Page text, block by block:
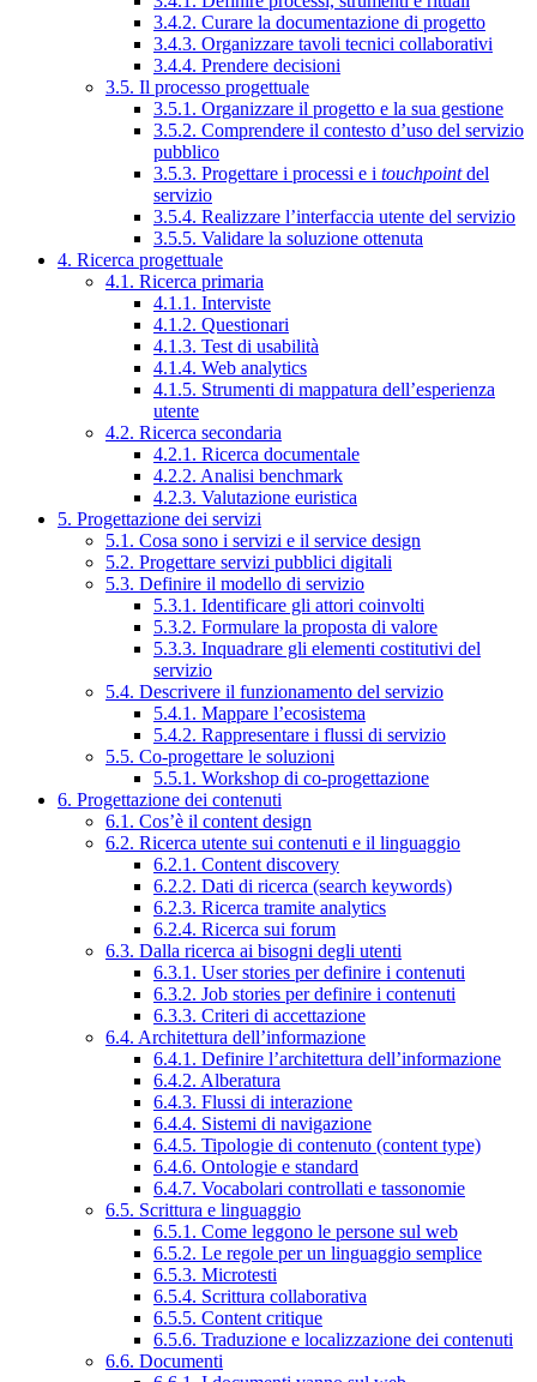
3.4.2. Curare la documentazione di progetto
3.4.3. Organizzare tavoli tecnici collaborativi
3.4.4. Prendere decisioni
3.5. Il processo progettuale
3.5.1. Organizzare il progetto e la sua gestione
3.5.2. Comprendere il contesto d’uso del servizio
pubblico
3.5.3. Progettare i processi e i touchpointdel
servizio
3.5.4. Realizzare l’interfaccia utente del servizio
3.5.5. Validare la soluzione ottenuta
4. Ricerca progettuale
4.1. Ricerca primaria
4.1.1. Interviste
4.1.2. Questionari
4.1.3. Test di usabilità
4.1.4. Web analytics
4.1.5. Strumenti di mappatura dell’esperienza
utente
4.2. Ricerca secondaria
4.2.1. Ricerca documentale
4.2.2. Analisi benchmark
4.2.3. Valutazione euristica
5. Progettazione dei servizi
5.1. Cosa sono i servizi e il service design
5.2. Progettare servizi pubblici digitali
5.3. Definire il modello di servizio
5.3.1. Identificare gli attori coinvolti
5.3.2. Formulare la proposta di valore
5.3.3. Inquadrare gli elementi costitutivi del
servizio
5.4. Descrivere il funzionamento del servizio
5.4.1. Mappare l’ecosistema
5.4.2. Rappresentare i flussi di servizio
5.5. Co-progettare le soluzioni
5.5.1. Workshop di co-progettazione
6. Progettazione dei contenuti
6.1. Cos’è il content design
6.2. Ricerca utente sui contenuti e il linguaggio
6.2.1. Content discovery
6.2.2. Dati di ricerca (search keywords)
6.2.3. Ricerca tramite analytics
6.2.4. Ricerca sui forum
6.3. Dalla ricerca ai bisogni degli utenti
6.3.1. User stories per definire i contenuti
6.3.2. Job stories per definire i contenuti
6.3.3. Criteri di accettazione
6.4. Architettura dell’informazione
6.4.1. Definire l’architettura dell’informazione
6.4.2. Alberatura
6.4.3. Flussi di interazione
6.4.4. Sistemi di navigazione
6.4.5. Tipologie di contenuto (content type)
6.4.6. Ontologie e standard
6.4.7. Vocabolari controllati e tassonomie
6.5. Scrittura e linguaggio
6.5.1. Come leggono le persone sul web
6.5.2. Le regole per un linguaggio semplice
6.5.3. Microtesti
6.5.4. Scrittura collaborativa
6.5.5. Content critique
6.5.6. Traduzione e localizzazione dei contenuti
6.6. Documenti